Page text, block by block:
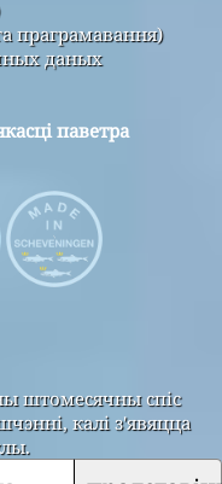
праграмавання)
даных
паветра
штомесячны спіс
калі з'явяцца